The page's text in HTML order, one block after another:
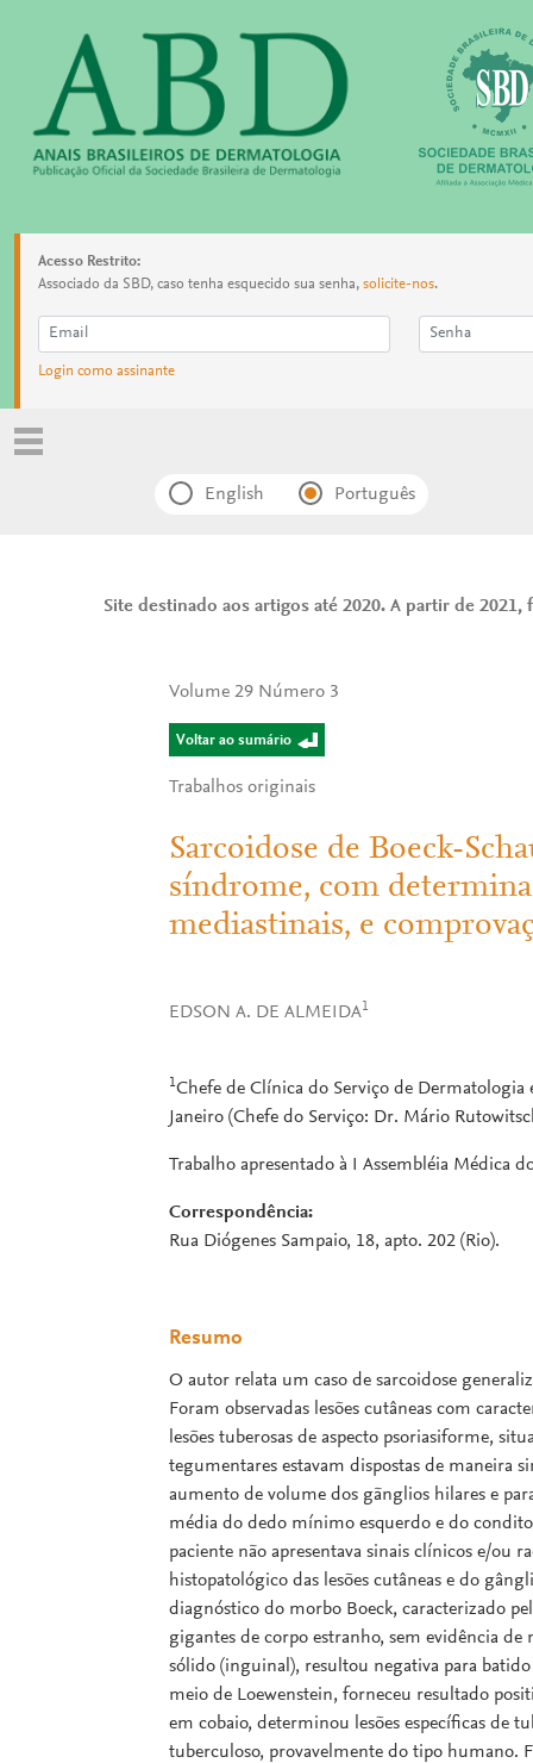
Acesso Restrito:
Associado da SBD, caso tenha esquecido sua senha, solicite-nos.
Login como assinante
English Português
Site destinado aos artigos até 2020. A partir de
Volume 29 Número 3
Voltar ao sumário
Trabalhos originais
Sarcoidose de Boeck-
síndrome, com
mediastinais, e
EDSON A. DE ALMEIDA1
1Chefe de Clínica do Serviço de
Janeiro (Chefe do Serviço: Dr. Mário
Trabalho apresentado à I Assembléia Médica
Correspondência:
Rua Diógenes Sampaio, 18, apto. 202 (Rio).
Resumo
O autor relata um caso de sarcoidose
Foram observadas lesões cutâneas com
lesões tuberosas de aspecto psoriasiforme,
tegumentares estavam dispostas de maneira
aumento de volume dos gãnglios hilares e
média do dedo mínimo esquerdo e do
paciente não apresentava sinais clínicos e/ou
histopatológico das lesões cutâneas e do
diagnóstico do morbo Boeck, caracterizado
gigantes de corpo estranho, sem evidência
sólido (inguinal), resultou negativa para
meio de Loewenstein, forneceu resultado
em cobaio, determinou lesões específicas de
tuberculoso, provavelmente do tipo humano.